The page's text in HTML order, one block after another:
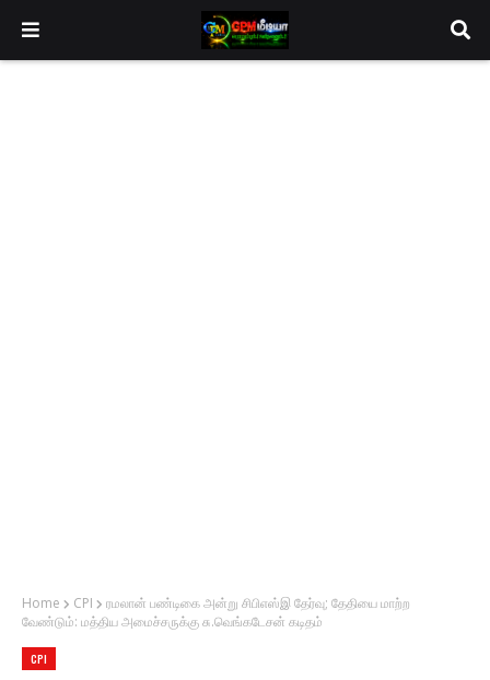
Home CPI
ரமலான் பண்டிகை அன்று சிபிஎஸ்இ தேர்வு; தேதியை மாற்ற
வேண்டும்: மத்திய அமைச்சருக்கு சு.வெங்கடேசன் கடிதம்
CPI